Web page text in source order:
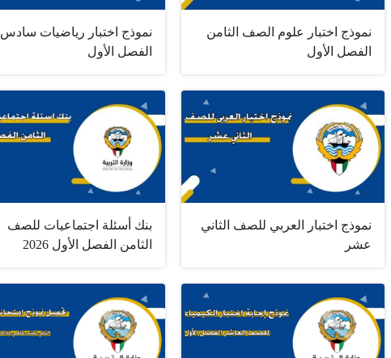
نموذج اختبار علوم الصف الثامن
الفصل الأول
نموذج اختبار رياضيات سادس
الفصل الأول
نموذج اختبار العربي للصف الثاني
عشر
بنك أسئلة اجتماعيات للصف
الثامن الفصل الأول 2026